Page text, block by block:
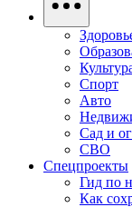
Спорт
Авто
Сад и
СВО
Спецпроекты
Гид по
Как